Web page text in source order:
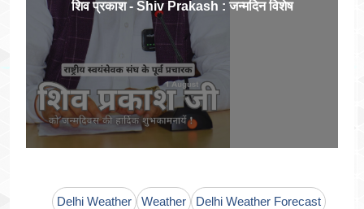
शिव प्रकाश - Shiv Prakash : जन्मदिन विशेष
Delhi Weather Weather Delhi Weather Forecast